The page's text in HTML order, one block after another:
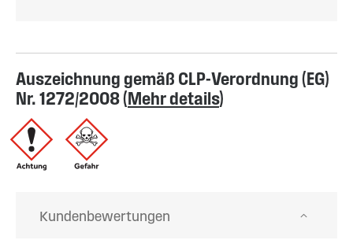
Auszeichnung gemäß CLP-Verordnung (EG)
Nr. 1272/2008 (Mehr details)
Kundenbewertungen